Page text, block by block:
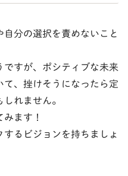
分の選択を責めないこと
ですが、ポシティブな未来
、挫けそうになったら定
れません。
ます！
るビジョンを持ちましょ